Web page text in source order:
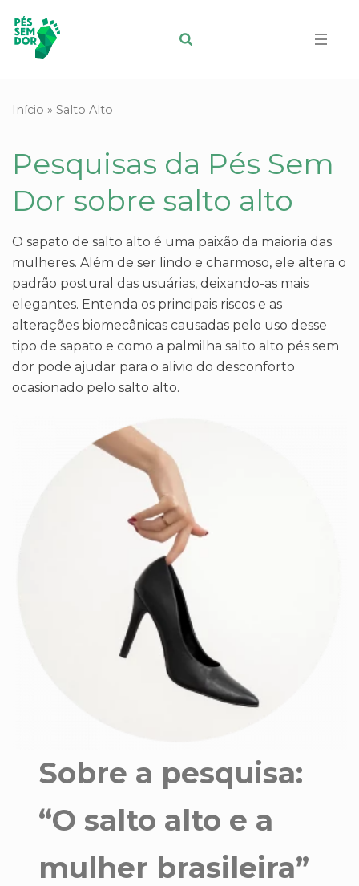
Início » Salto Alto
Pesquisas da Pés Sem
Dor sobre salto alto
O sapato de salto alto é uma paixão da maioria das
mulheres. Além de ser lindo e charmoso, ele altera o
padrão postural das usuárias, deixando-as mais
elegantes. Entenda os principais riscos e as
alterações biomecânicas causadas pelo uso desse
tipo de sapato e como a palmilha salto alto pés sem
dor pode ajudar para o alivio do desconforto
ocasionado pelo salto alto.
Sobre a pesquisa:
“O salto alto e a
mulher brasileira”